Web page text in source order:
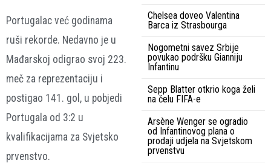
Portugalac već godinama
ruši rekorde. Nedavno je u
Mađarskoj odigrao svoj 223.
meč za reprezentaciju i
postigao 141. gol, u pobjedi
Portugala od 3:2 u
kvalifikacijama za Svjetsko
prvenstvo.
Chelsea doveo Valentina
Barca iz Strasbourga
Nogometni savez Srbije
povukao podršku Gianniju
Infantinu
Sepp Blatter otkrio koga želi
na čelu FIFA-e
Arsène Wenger se ogradio
od Infantinovog plana o
prodaji udjela na Svjetskom
prvenstvu